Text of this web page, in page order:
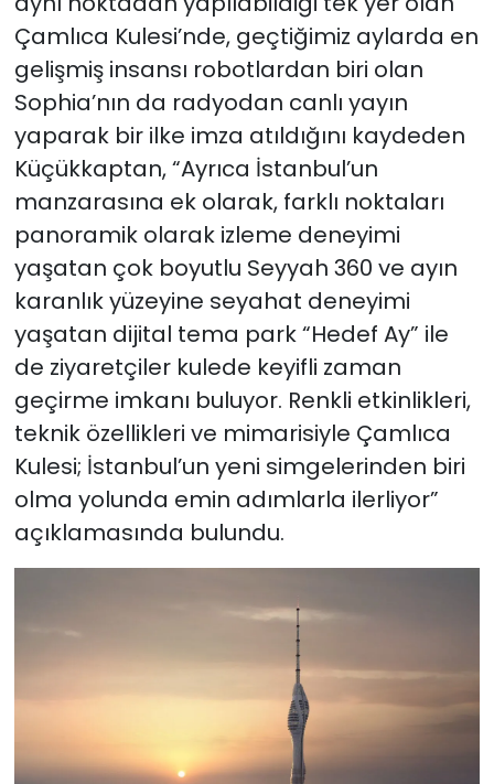
Çamlıca Kulesi’nde, geçtiğimiz aylarda en
gelişmiş insansı robotlardan biri olan
Sophia’nın da radyodan canlı yayın
yaparak bir ilke imza atıldığını kaydeden
Küçükkaptan, “Ayrıca İstanbul’un
manzarasına ek olarak, farklı noktaları
panoramik olarak izleme deneyimi
yaşatan çok boyutlu Seyyah 360 ve ayın
karanlık yüzeyine seyahat deneyimi
yaşatan dijital tema park “Hedef Ay” ile
de ziyaretçiler kulede keyifli zaman
geçirme imkanı buluyor. Renkli etkinlikleri,
teknik özellikleri ve mimarisiyle Çamlıca
Kulesi; İstanbul’un yeni simgelerinden biri
olma yolunda emin adımlarla ilerliyor”
açıklamasında bulundu.